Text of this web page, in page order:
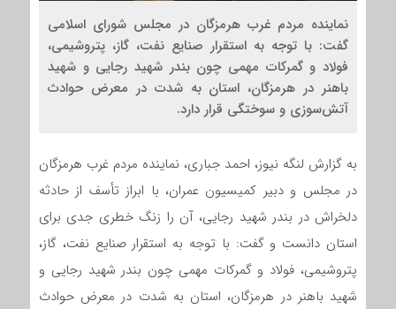
نماینده مردم غرب هرمزگان در مجلس شورای اسلامی
گفت: با توجه به استقرار صنایع نفت، گاز، پتروشیمی،
فولاد و گمرکات مهمی چون بندر شهید رجایی و شهید
باهنر در هرمزگان، استان به شدت در معرض حوادث
آتش‌سوزی و سوختگی قرار دارد.
به گزارش لنگه نیوز، احمد جباری، نماینده مردم غرب هرمزگان
در مجلس و دبیر کمیسیون عمران، با ابراز تأسف از حادثه
دلخراش در بندر شهید رجایی، آن را زنگ خطری جدی برای
استان دانست و گفت: با توجه به استقرار صنایع نفت، گاز،
پتروشیمی، فولاد و گمرکات مهمی چون بندر شهید رجایی و
شهید باهنر در هرمزگان، استان به شدت در معرض حوادث